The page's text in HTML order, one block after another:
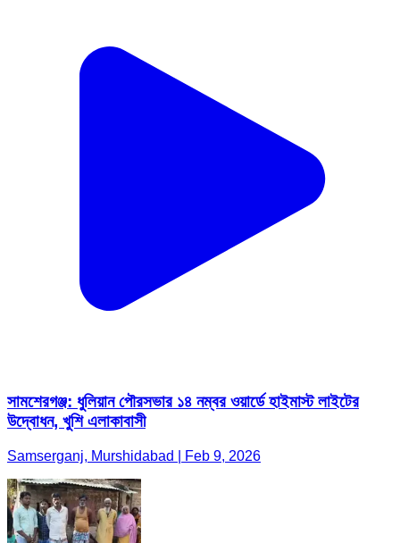
সামশেরগঞ্জ: ধুলিয়ান পৌরসভার ১৪ নম্বর ওয়ার্ডে হাইমাস্ট লাইটের
উদ্বোধন, খুশি এলাকাবাসী
Samserganj, Murshidabad | Feb 9, 2026